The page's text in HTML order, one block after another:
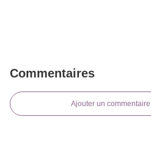
Commentaires
Ajouter un commentaire